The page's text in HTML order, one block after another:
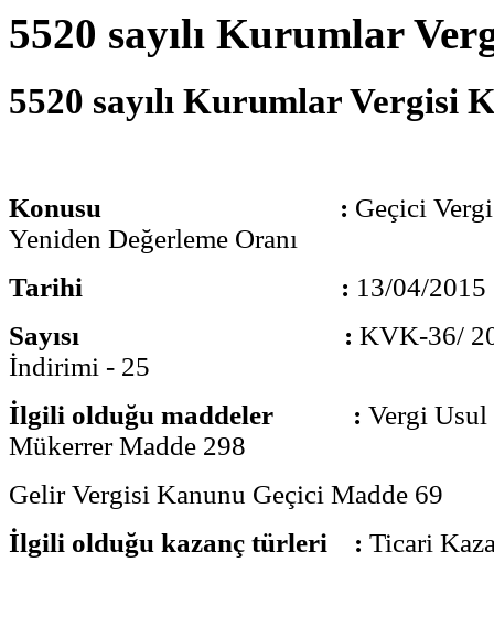
5520 sayılı Kurumlar
5520 sayılı Kurumlar Vergisi
Konusu : Geçici
Yeniden Değerleme Oranı
Tarihi : 13/04/2015
Sayısı : KVK-36/
İndirimi - 25
İlgili olduğu maddeler : Vergi
Mükerrer Madde 298
Gelir Vergisi Kanunu Geçici Madde 69
İlgili olduğu kazanç türleri : Ticari